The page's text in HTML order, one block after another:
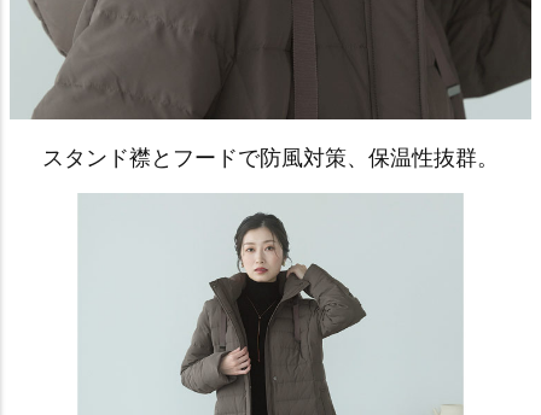
スタンド襟とフードで防風対策、保温性抜群。